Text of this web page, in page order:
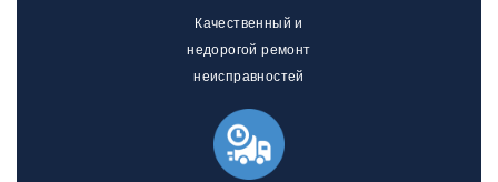
Качественный и
недорогой ремонт
неисправностей